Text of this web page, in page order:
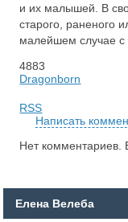
и их малышей. В
старого, раненого
малейшем случае с
4883
Dragonborn
RSS
Написать
Нет комментариев.
Елена Велеба